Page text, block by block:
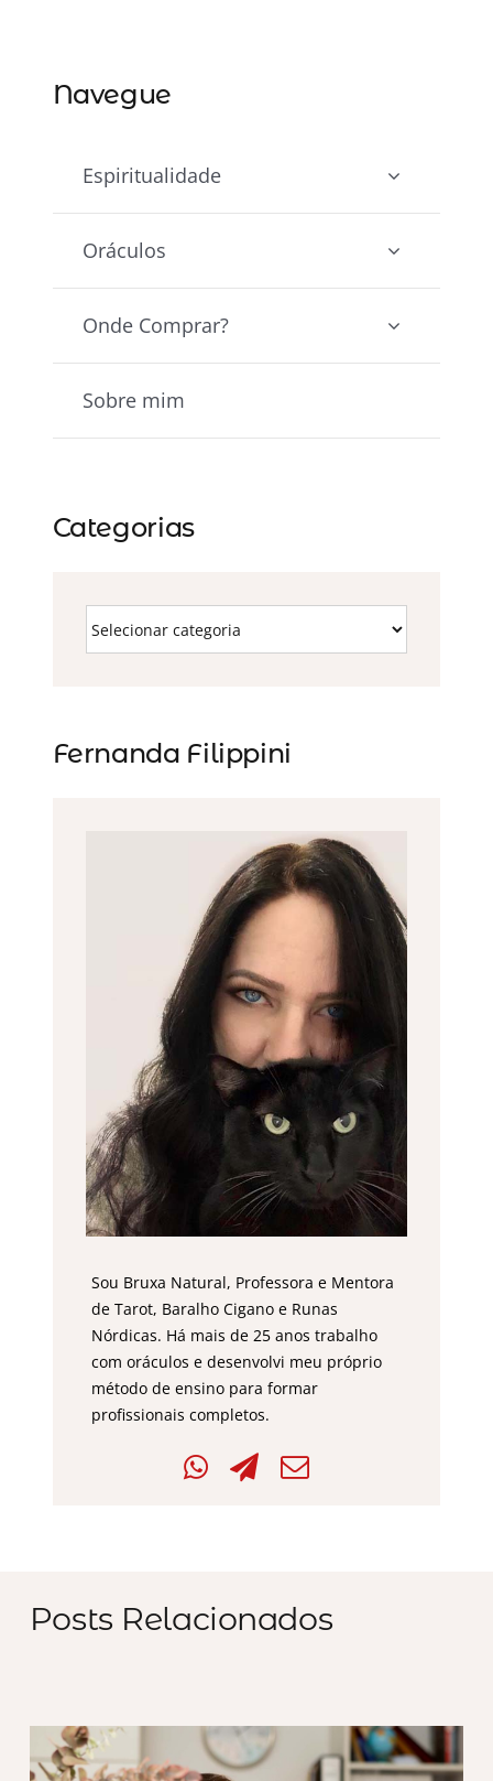
Navegue
Espiritualidade
Oráculos
Onde Comprar?
Sobre mim
Categorias
Fernanda Filippini
Sou Bruxa Natural, Professora e Mentora
de Tarot, Baralho Cigano e Runas
Nórdicas. Há mais de 25 anos trabalho
com oráculos e desenvolvi meu próprio
método de ensino para formar
profissionais completos.
Posts Relacionados